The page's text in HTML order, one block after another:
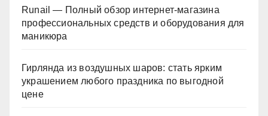
Runail — Полный обзор интернет-магазина
профессиональных средств и оборудования для
маникюра
Гирлянда из воздушных шаров: стать ярким
украшением любого праздника по выгодной
цене